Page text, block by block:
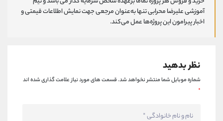
آموزشی علیرضا محرابی تنها به‌عنوان مرجعی جهت نمایش اطلاعات قیمتی و
اخبار پیرامون این پروژه‌‌ها عمل می‌کند.
نظر بدهید
شماره موبایل شما منتشر نخواهد شد.قسمت های مورد نیاز علامت گذاری شده اند
*